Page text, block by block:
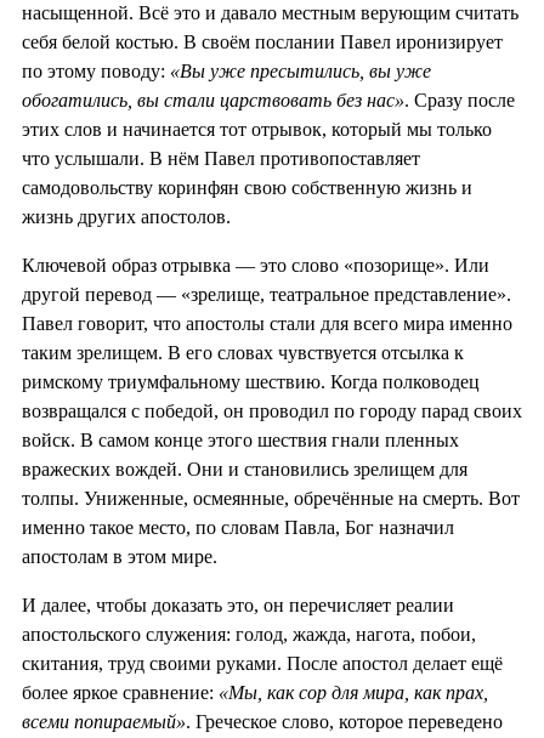
насыщенной. Всё это и давало местным верующим считать
себя белой костью. В своём послании Павел иронизирует
по этому поводу: «Вы уже пресытились, вы уже
обогатились, вы стали царствовать без нас». Сразу после
этих слов и начинается тот отрывок, который мы только
что услышали. В нём Павел противопоставляет
самодовольству коринфян свою собственную жизнь и
жизнь других апостолов.
Ключевой образ отрывка — это слово «позорище». Или
другой перевод — «зрелище, театральное представление».
Павел говорит, что апостолы стали для всего мира именно
таким зрелищем. В его словах чувствуется отсылка к
римскому триумфальному шествию. Когда полководец
возвращался с победой, он проводил по городу парад своих
войск. В самом конце этого шествия гнали пленных
вражеских вождей. Они и становились зрелищем для
толпы. Униженные, осмеянные, обречённые на смерть. Вот
именно такое место, по словам Павла, Бог назначил
апостолам в этом мире.
И далее, чтобы доказать это, он перечисляет реалии
апостольского служения: голод, жажда, нагота, побои,
скитания, труд своими руками. После апостол делает ещё
более яркое сравнение: «Мы, как сор для мира, как прах,
всеми попираемый». Греческое слово, которое переведено